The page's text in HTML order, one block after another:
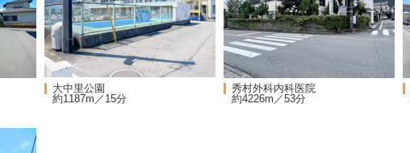
大中里公園
約1187m／15分
秀村外科内科医院
約4226m／53分